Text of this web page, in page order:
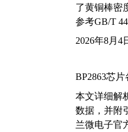
了黄铜棒密
参考GB/T
2026年8月4
BP2863芯
本文详细解
数据，并附
兰微电子官